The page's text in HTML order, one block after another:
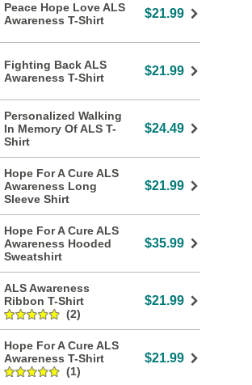
Peace Hope Love ALS
Awareness T-Shirt
$21.99
Fighting Back ALS
Awareness T-Shirt
$21.99
Personalized Walking
In Memory Of ALS T-
Shirt
$24.49
Hope For A Cure ALS
Awareness Long
Sleeve Shirt
$21.99
Hope For A Cure ALS
Awareness Hooded
Sweatshirt
$35.99
ALS Awareness
Ribbon T-Shirt
(2)
$21.99
Hope For A Cure ALS
Awareness T-Shirt
(1)
$21.99